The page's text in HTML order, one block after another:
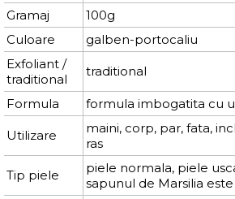
Gramaj
100g
Culoare
galben-portocaliu
Exfoliant /
traditional
traditional
Formula formula imbogatita cu
Utilizare
maini, corp, par, fata,
ras
Tip piele
piele normala, piele
sapunul de Marsilia